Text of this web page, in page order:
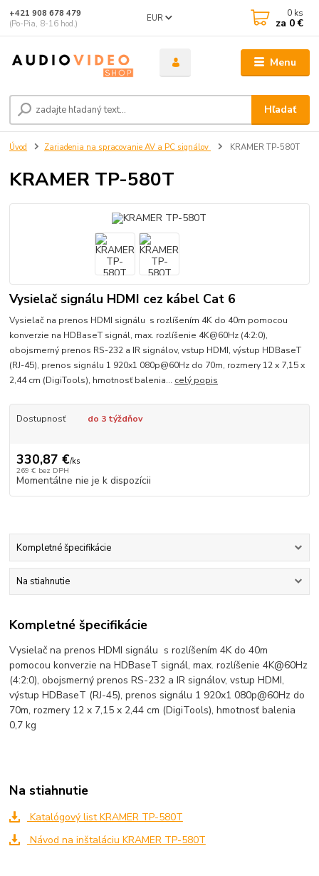
Menu
EUR
Hľadať
+421 908 678 479
(Po-Pia, 8-16 hod.)
0 ks
za 0 €
Úvod Zariadenia na spracovanie AV a PC signálov KRAMER TP-580T
KRAMER TP-580T
Vysielač signálu HDMI cez kábel Cat 6
Vysielač na prenos HDMI signálu s rozlíšením 4K do 40m pomocou
konverzie na HDBaseT signál, max. rozlíšenie 4K@60Hz (4:2:0),
obojsmerný prenos RS-232 a IR signálov, vstup HDMI, výstup HDBaseT
(RJ-45), prenos signálu 1 920x1 080p@60Hz do 70m, rozmery 12 x 7,15 x
2,44 cm (DigiTools), hmotnosť balenia... celý popis
Dostupnosť do 3 týždňov
330,87 €/ks
269 € bez DPH
Momentálne nie je k dispozícii
Kompletné špecifikácie
Na stiahnutie
Kompletné špecifikácie
Vysielač na prenos HDMI signálu s rozlíšením 4K do 40m
pomocou konverzie na HDBaseT signál, max. rozlíšenie 4K@60Hz
(4:2:0), obojsmerný prenos RS-232 a IR signálov, vstup HDMI,
výstup HDBaseT (RJ-45), prenos signálu 1 920x1 080p@60Hz do
70m, rozmery 12 x 7,15 x 2,44 cm (DigiTools), hmotnosť balenia
0,7 kg
Na stiahnutie
Katalógový list KRAMER TP-580T
Návod na inštaláciu KRAMER TP-580T